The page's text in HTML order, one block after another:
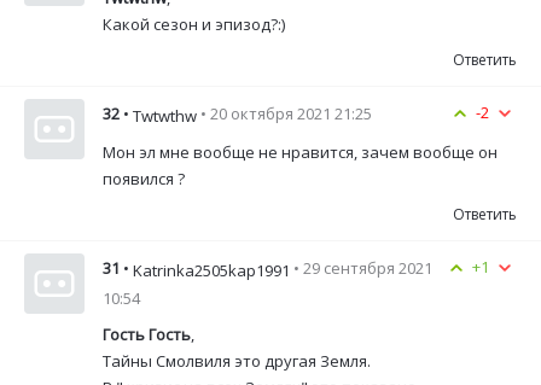
Какой сезон и эпизод?:)
Ответить
-2
32 • Twtwthw • 20 октября 2021 21:25
Мон эл мне вообще не нравится, зачем вообще он
появился ?
Ответить
+1
31 • Katrinka2505kap1991 • 29 сентября 2021
10:54
Гость Гость,
Тайны Смолвиля это другая Земля.